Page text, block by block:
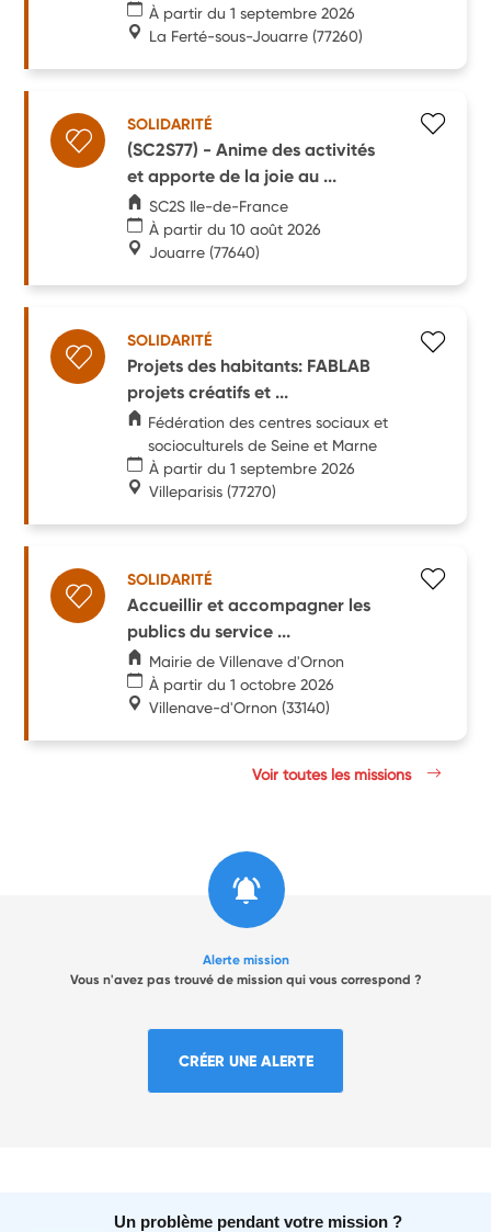
À partir du 1 septembre 2026
La Ferté-sous-Jouarre (77260)
SOLIDARITÉ
(SC2S77) - Anime des activités
et apporte de la joie au ...
SC2S Ile-de-France
À partir du 10 août 2026
Jouarre (77640)
SOLIDARITÉ
Projets des habitants: FABLAB
projets créatifs et ...
Fédération des centres sociaux et
socioculturels de Seine et Marne
À partir du 1 septembre 2026
Villeparisis (77270)
SOLIDARITÉ
Accueillir et accompagner les
publics du service ...
Mairie de Villenave d'Ornon
À partir du 1 octobre 2026
Villenave-d'Ornon (33140)
Voir toutes les missions
Alerte mission
Vous n'avez pas trouvé de mission qui vous correspond ?
CRÉER UNE ALERTE
Un problème pendant votre mission ?